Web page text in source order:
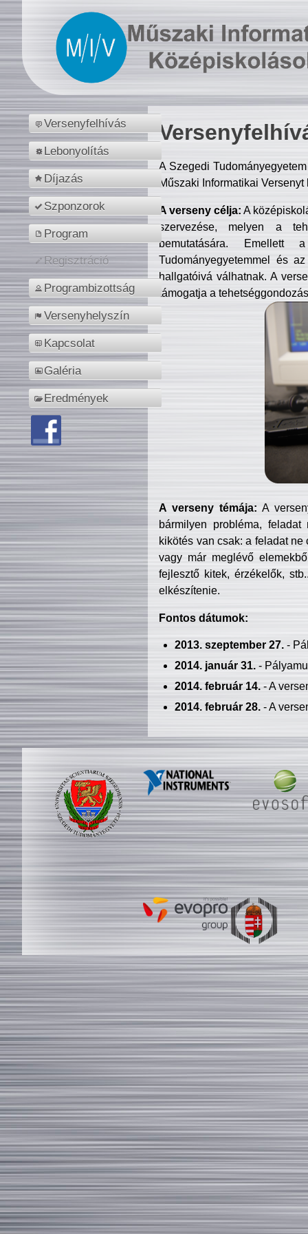
Versenyfelhívás
Lebonyolítás
Díjazás
Szponzorok
Program
Regisztráció
Programbizottság
Versenyhelyszín
Kapcsolat
Galéria
Eredmények
A Szegedi
Műszaki Informatikai
A verseny célja: A
szervezése, melyen a
bemutatására. Emellett
Tudományegyetemmel és
hallgatóivá válhatnak. A
támogatja a
A verseny témája: A
bármilyen probléma, feladat
kikötés van csak: a feladat
vagy már meglévő
fejlesztő kitek, érzékelők,
elkészítenie.
Fontos dátumok:
2013. szeptember 27.-
2014. január 31.-
2014. február 14.- A
2014. február 28.- A